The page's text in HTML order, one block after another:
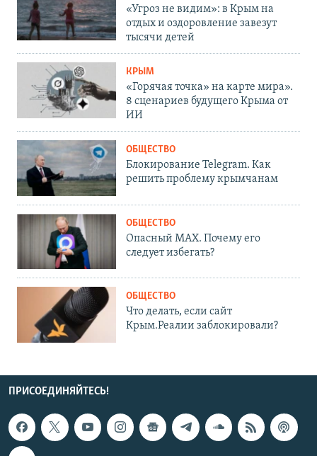
«Угроз не видим»: в Крым на
отдых и оздоровление завезут
тысячи детей
КРЫМ
«Горячая точка» на карте мира».
8 сценариев будущего Крыма от
ИИ
ОБЩЕСТВО
Блокирование Telegram. Как
решить проблему крымчанам
ОБЩЕСТВО
Опасный MAX. Почему его
следует избегать?
ОБЩЕСТВО
Что делать, если сайт
Крым.Реалии заблокировали?
ПРИСОЕДИНЯЙТЕСЬ!